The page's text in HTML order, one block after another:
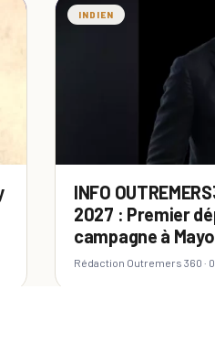
INDIEN
INFO
2027 : Premier
campagne à
Rédaction Outremers 360 ·